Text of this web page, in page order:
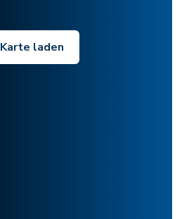
Karte laden